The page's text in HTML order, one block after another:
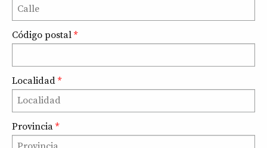
Código postal *
Localidad *
Provincia *